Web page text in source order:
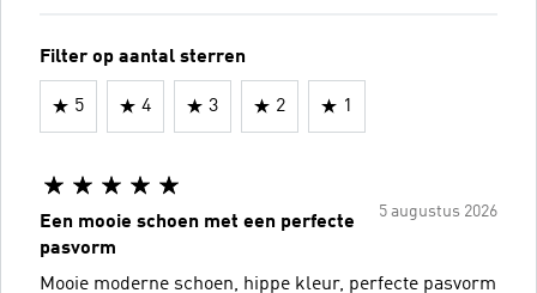
Filter op aantal sterren
5 4 3 2 1
5 augustus 2026
Een mooie schoen met een perfecte
pasvorm
Mooie moderne schoen, hippe kleur, perfecte pasvorm